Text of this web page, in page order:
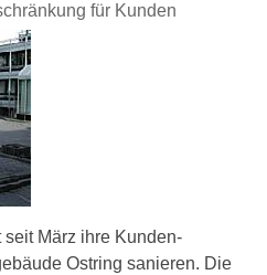
für Kunden
März ihre Kunden-
Ostring sanieren. Die